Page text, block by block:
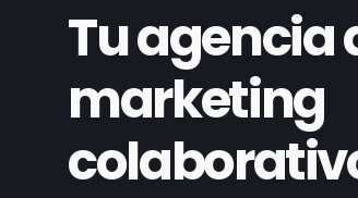
Tu agencia
marketing